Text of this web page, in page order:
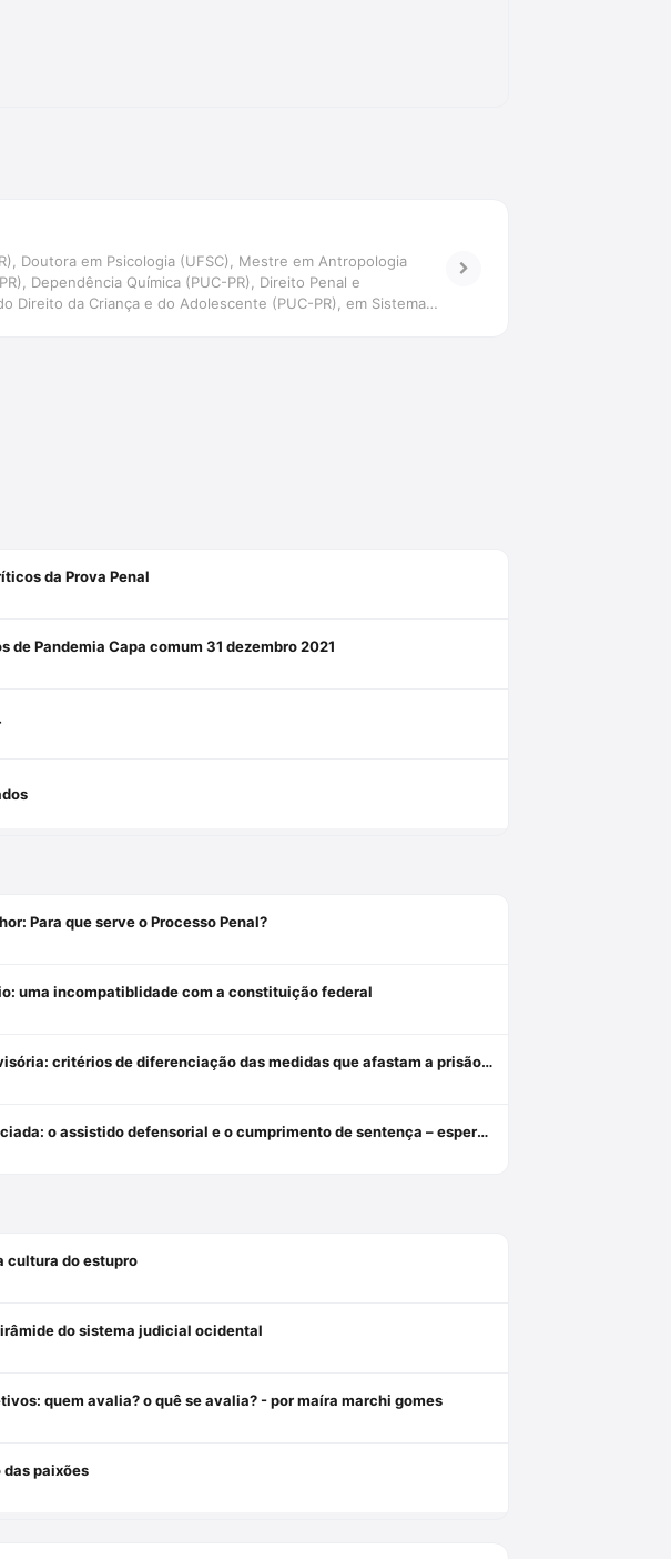
Doutora em Psicologia (UFSC), Mestre em Antropologia
Dependência Química (PUC-PR), Direito Penal e
Direito da Criança e do Adolescente (PUC-PR), em Sistema
da Prova Penal
Pandemia Capa comum 31 dezembro 2021
Para que serve o Processo Penal?
uma incompatiblidade com a constituição federal
Revogação, relaxamento e liberdade provisória: critérios de diferenciação das medidas que afastam a prisão cautelar
Da indiferença insensível à tutela diferenciada: o assistido defensorial e o cumprimento de sentença – esperanças da cidadania no ncpc
cultura do estupro
do sistema judicial ocidental
quem avalia? o quê se avalia? - por maíra marchi gomes
das paixões